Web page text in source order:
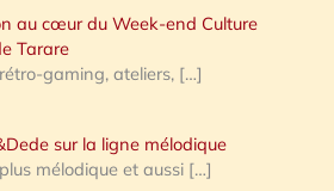
au cœur du Week-end Culture
Tarare
gaming, ateliers, […]
sur la ligne mélodique
mélodique et aussi […]